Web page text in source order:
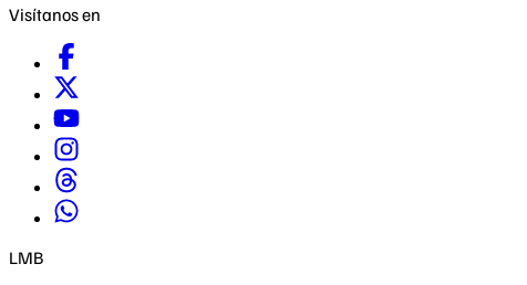
Visítanos en
LMB